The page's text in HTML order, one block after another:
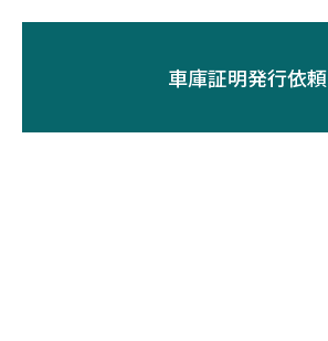
車庫証明発行依頼